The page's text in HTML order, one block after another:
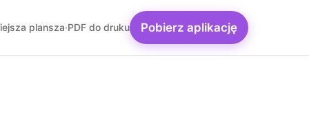
plansza·PDF do druku Pobierz aplikację